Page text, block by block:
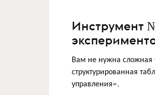
Инструмент
Вам не нужна сложная
структурированная
управления».